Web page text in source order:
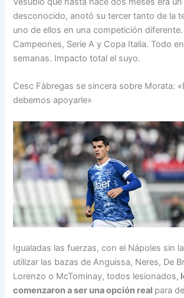
desconocido, anotó su tercer tanto de la
uno de ellos en una competición
Campeones, Serie A y Copa Italia. Todo
semanas. Impacto total el suyo.
Cesc Fàbregas se sincera sobre Morata:
debemos apoyarle»
Igualadas las fuerzas, con el Nápoles sin
utilizar las bazas de Anguissa, Neres, De
Lorenzo o McTominay, todos lesionados,
comenzaron a ser una opción real para